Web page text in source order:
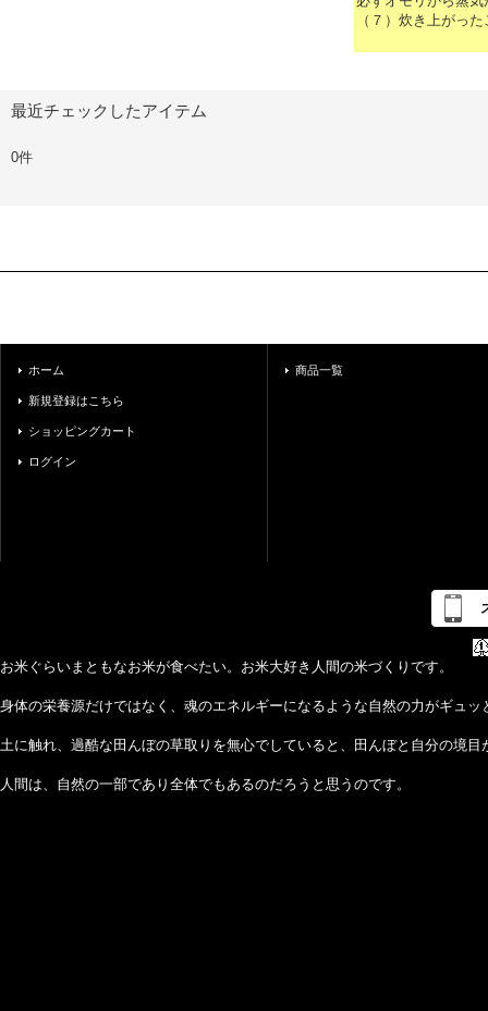
（７）炊き上がっ
最近チェックしたアイテム
0件
ホーム
新規登録はこちら
ショッピングカート
ログイン
商品一覧
お米ぐらいまともなお米が食べたい。お米大好き人間の米づくりです。
身体の栄養源だけではなく、魂のエネルギーになるような自然の力がギュ
土に触れ、過酷な田んぼの草取りを無心でしていると、田んぼと自分の境
人間は、自然の一部であり全体でもあるのだろうと思うのです。